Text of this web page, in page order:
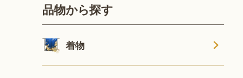
品物から探す
着物